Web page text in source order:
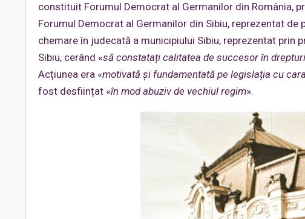
constituit Forumul Democrat al Germanilor din România,
Forumul Democrat al Germanilor din Sibiu, reprezentat
chemare în judecată a municipiului Sibiu, reprezentat prin
Sibiu, cerând «să constatați calitatea de succesor în
Acțiunea era «motivată și fundamentată pe legislația cu
fost desființat «în mod abuziv de vechiul regim».